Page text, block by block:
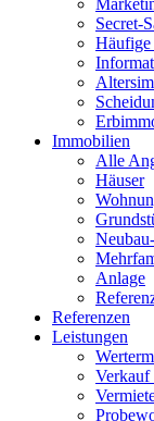
Secret-
Häufige
Immobilien
Alle
Häuser
Anlage
Referenzen
Leistungen
Verkauf